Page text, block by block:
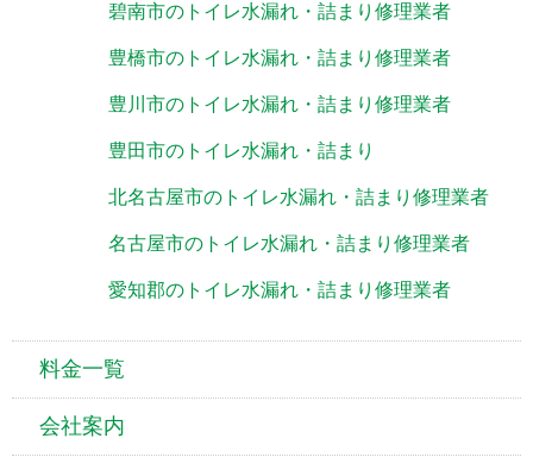
碧南市のトイレ水漏れ・詰まり修理業者
豊橋市のトイレ水漏れ・詰まり修理業者
豊川市のトイレ水漏れ・詰まり修理業者
豊田市のトイレ水漏れ・詰まり
北名古屋市のトイレ水漏れ・詰まり修理業者
名古屋市のトイレ水漏れ・詰まり修理業者
愛知郡のトイレ水漏れ・詰まり修理業者
料金一覧
会社案内